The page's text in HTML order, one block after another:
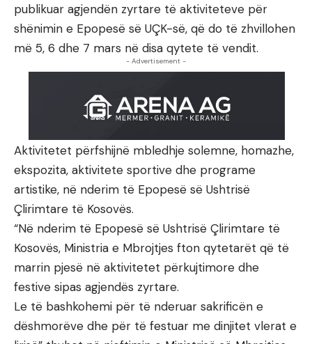
publikuar agjendën zyrtare të aktiviteteve për
shënimin e Epopesë së UÇK-së, që do të zhvillohen
më 5, 6 dhe 7 mars në disa qytete të vendit.
- Advertisement -
Aktivitetet përfshijnë mbledhje solemne, homazhe,
ekspozita, aktivitete sportive dhe programe
artistike, në nderim të Epopesë së Ushtrisë
Çlirimtare të Kosovës.
“Në nderim të Epopesë së Ushtrisë Çlirimtare të
Kosovës, Ministria e Mbrojtjes fton qytetarët që të
marrin pjesë në aktivitetet përkujtimore dhe
festive sipas agjendës zyrtare.
Le të bashkohemi për të nderuar sakrificën e
dëshmorëve dhe për të festuar me dinjitet vlerat e